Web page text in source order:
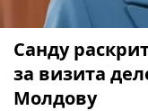
Санду
за визита
Молдову